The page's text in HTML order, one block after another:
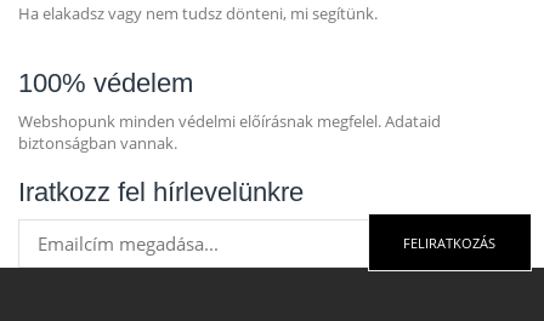
Ha elakadsz vagy nem tudsz dönteni, mi segítünk.
100% védelem
Webshopunk minden védelmi előírásnak megfelel. Adataid
biztonságban vannak.
Iratkozz fel hírlevelünkre
FELIRATKOZÁS